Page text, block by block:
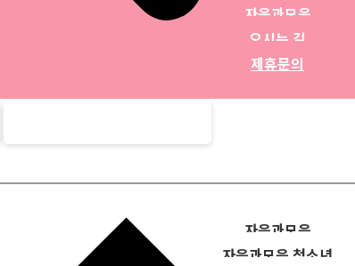
자음과모음
오시는 길
제휴문의
자음과모음
자음과모음 청소년